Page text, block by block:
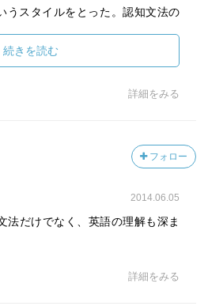
うスタイルをとった。認知文法の
book/b197085.html
では記事は見当たらない。
https://scholar.google.com/citations?
針」ではカテゴリー論の文献とし
しているいが、タイトルは割愛さ
の一覧表には載ってない。
続きを読む
詳細をみる
フォロー
2014.06.05
法だけでなく、英語の理解も深ま
詳細をみる